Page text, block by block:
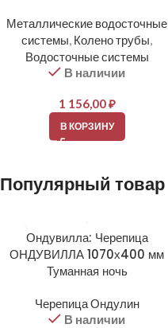
Металлические водосточные
системы, Колено трубы,
Водосточные системы
В наличии
1 156,00₽
В КОРЗИНУ
Популярный товар
Ондувилла: Черепица
ОНДУВИЛЛА 1070х400 мм
Туманная ночь
Черепица Ондулин
В наличии